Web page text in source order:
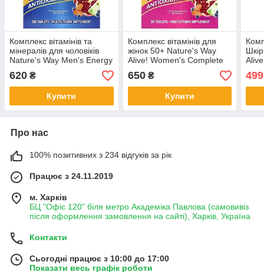
Комплекс вітамінів та
мінералів для чоловіків
Nature's Way Men's Energy
Multivitamin Alive! 50
таблеток
620 ₴
Купити
Комплекс вітамінів для
жінок 50+ Nature's Way
Alive! Women's Complete
Multivitamin 50 таблеток
650₴
Купити
499
Про нас
100% позитивних з 234 відгуків за рік
Працює з 24.11.2019
м. Харків
БЦ "Офіс 120" біля метро Академіка Павлова (самовивіз
після оформлення замовлення на сайті), Харків, Україна
Контакти
Сьогодні працює з 10:00 до 17:00
Показати весь графік роботи